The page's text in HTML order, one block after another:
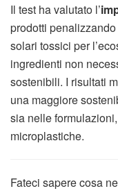
Il test ha valutato l’
prodotti
solari tossici per
ingredienti non
sostenibili. I risultati
una maggiore
sia nelle
microplastiche.
Fateci sapere cosa